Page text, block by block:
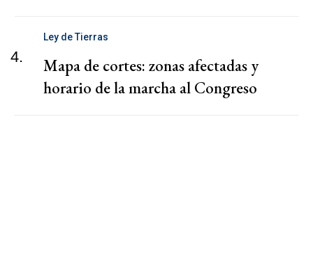
4.
Ley de Tierras
Mapa de cortes: zonas afectadas y
horario de la marcha al Congreso